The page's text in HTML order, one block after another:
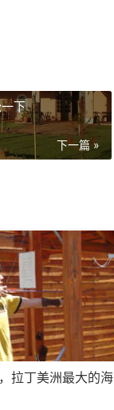
下
下一篇 »
拉丁美洲最大的海